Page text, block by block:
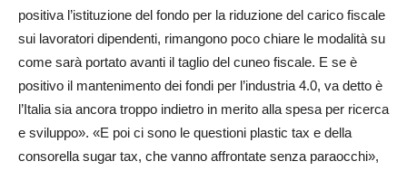
positiva l’istituzione del fondo per la riduzione del carico fiscale
sui lavoratori dipendenti, rimangono poco chiare le modalità su
come sarà portato avanti il taglio del cuneo fiscale. E se è
positivo il mantenimento dei fondi per l’industria 4.0, va detto è
l’Italia sia ancora troppo indietro in merito alla spesa per ricerca
e sviluppo». «E poi ci sono le questioni plastic tax e della
consorella sugar tax, che vanno affrontate senza paraocchi»,